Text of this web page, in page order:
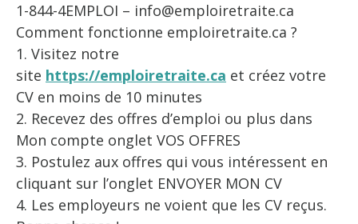
1-844-4EMPLOI – info@emploiretraite.ca
Comment fonctionne emploiretraite.ca ?
1. Visitez notre
site https://emploiretraite.ca et créez votre
CV en moins de 10 minutes
2. Recevez des offres d’emploi ou plus dans
Mon compte onglet VOS OFFRES
3. Postulez aux offres qui vous intéressent en
cliquant sur l’onglet ENVOYER MON CV
4. Les employeurs ne voient que les CV reçus.